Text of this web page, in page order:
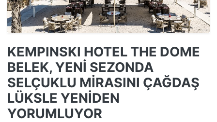
KEMPINSKI HOTEL THE DOME
BELEK, YENİ SEZONDA
SELÇUKLU MİRASINI ÇAĞDAŞ
LÜKSLE YENİDEN
YORUMLUYOR